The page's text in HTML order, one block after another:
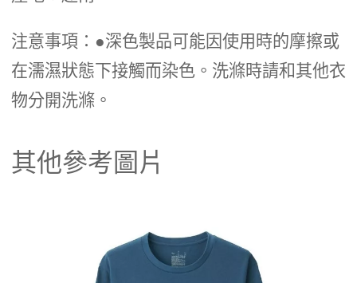
注意事項：●深色製品可能因使用時的摩擦或
在濡濕狀態下接觸而染色。洗滌時請和其他衣
物分開洗滌。
其他參考圖片